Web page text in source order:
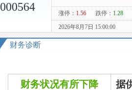
000564